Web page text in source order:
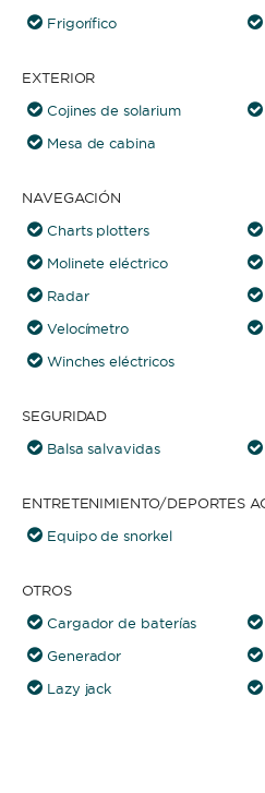
Frigorífico
EXTERIOR
Cojines de solarium
Mesa de cabina
NAVEGACIÓN
Charts plotters
Molinete eléctrico
Radar
Velocímetro
Winches eléctricos
SEGURIDAD
Balsa salvavidas
ENTRETENIMIENTO/DEPORTES
Equipo de snorkel
OTROS
Cargador de baterías
Generador
Lazy jack